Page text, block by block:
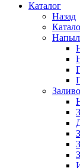
Каталог
Назад